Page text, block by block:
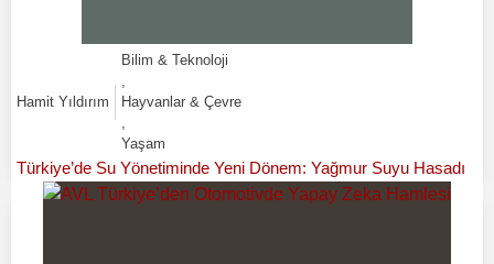
Hamit Yıldırım
Bilim & Teknoloji
,
Hayvanlar & Çevre
,
Yaşam
Türkiye’de Su Yönetiminde Yeni Dönem: Yağmur Suyu Hasadı